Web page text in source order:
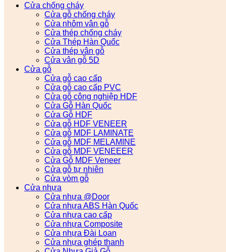
Cửa chống cháy
Cửa gỗ chống cháy
Cửa nhôm vân gỗ
Cửa thép chống cháy
Cửa Thép Hàn Quốc
Cửa thép vân gỗ
Cửa vân gỗ 5D
Cửa gỗ
Cửa gỗ cao cấp
Cửa gỗ cao cấp PVC
Cửa gỗ công nghiệp HDF
Cửa Gỗ Hàn Quốc
Cửa Gỗ HDF
Cửa gỗ HDF VENEER
Cửa gỗ MDF LAMINATE
Cửa gỗ MDF MELAMINE
Cửa gỗ MDF VENEEER
Cửa Gỗ MDF Veneer
Cửa gỗ tự nhiên
Cửa vòm gỗ
Cửa nhựa
Cửa nhựa @Door
Cửa nhựa ABS Hàn Quốc
Cửa nhựa cao cấp
Cửa nhựa Composite
Cửa nhựa Đài Loan
Cửa nhựa ghép thanh